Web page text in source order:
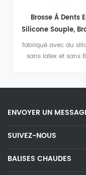
Brosse-
Et Anneau De
Pour
Ensemble
bébés et les
ENVOYER UN
SUIVEZ-NOUS
BALISES CHAUDES